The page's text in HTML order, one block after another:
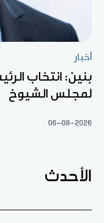
أخبار
بنين: انتخاب
لمجلس الشيوخ
06-08-2026
الأحدث